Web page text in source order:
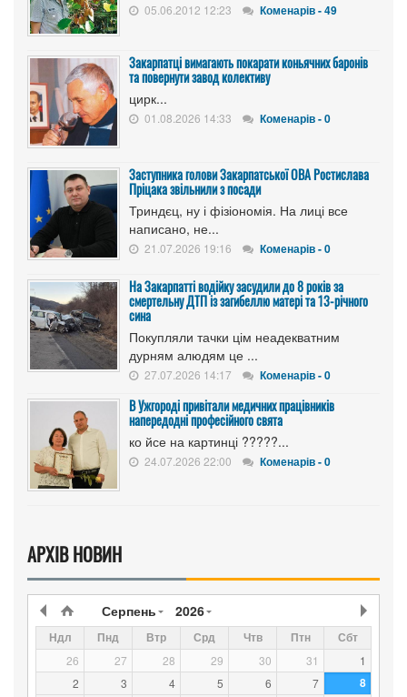
05.06.2012 12:23 Коменарів - 49
Закарпатці вимагають покарати коньячних баронів
та повернути завод колективу
цирк...
01.08.2026 14:33 Коменарів - 0
Заступника голови Закарпатської ОВА Ростислава
Пріцака звільнили з посади
Триндєц, ну і фізіономія. На лиці все
написано, не...
21.07.2026 19:16 Коменарів - 0
На Закарпатті водійку засудили до 8 років за
смертельну ДТП із загибеллю матері та 13-річного
сина
Покупляли тачки цім неадекватним
дурням алюдям це ...
27.07.2026 14:17 Коменарів - 0
В Ужгороді привітали медичних працівників
напередодні професійного свята
ко йсе на картинці ?????...
24.07.2026 22:00 Коменарів - 0
АРХІВ НОВИН
Серпень 2026
Ндл Пнд Втр Срд Чтв Птн Сбт
26 27 28 29 30 31
1
2
3 4 5 6 7 8